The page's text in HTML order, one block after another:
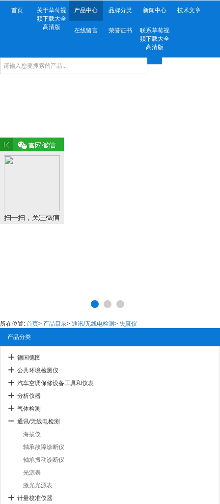
首页
关于草莓视
频下载大全
高清版
产品中心 品牌分类 新闻中心 技术文章
在线留言 荣誉证书
联系草莓视
频下载大全
高清版
所在位置: 首页> 产品目录> 通讯/无线电检测> 失真仪
产品分类
德国德图
公共环境检测仪
汽车空调保修设备工具和仪表
分析仪器
气体检测
通讯/无线电检测
海拔仪
轴承故障诊断仪
轴承振动诊断仪
光源表
激光光源表
计量校准仪器